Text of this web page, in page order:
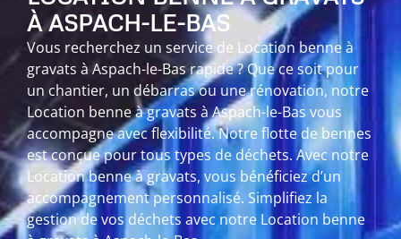
À ASPACH-LE-BAS
Vous recherchez un service de Location benne à
gravats à Aspach-le-Bas rapide ? Que ce soit pour
un chantier, un débarras ou une rénovation, notre
Location benne à gravats à Aspach-le-Bas vous
accompagne avec flexibilité. Notre flotte de bennes
est conçue pour tous types de déchets. Avec notre
Location benne à gravats, vous bénéficiez d’un
accompagnement personnalisé. Simplifiez la
gestion de vos déchets avec notre Location benne